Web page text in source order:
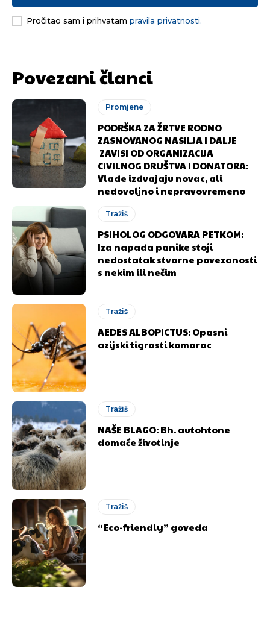
Pročitao sam i prihvatam pravila privatnosti.
Povezani članci
Promjene
PODRŠKA ZA ŽRTVE RODNO
ZASNOVANOG NASILJA I DALJE
ZAVISI OD ORGANIZACIJA
CIVILNOG DRUŠTVA I DONATORA:
Vlade izdvajaju novac, ali
nedovoljno i nepravovremeno
Tražiš
PSIHOLOG ODGOVARA PETKOM:
Iza napada panike stoji
nedostatak stvarne povezanosti
s nekim ili nečim
Tražiš
AEDES ALBOPICTUS: Opasni
azijski tigrasti komarac
Tražiš
NAŠE BLAGO: Bh. autohtone
domaće životinje
Tražiš
“Eco-friendly” goveda